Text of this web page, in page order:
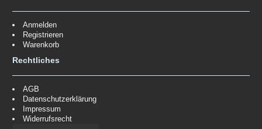
Anmelden
Registrieren
Warenkorb
Rechtliches
AGB
Datenschutzerklärung
Impressum
Widerrufsrecht